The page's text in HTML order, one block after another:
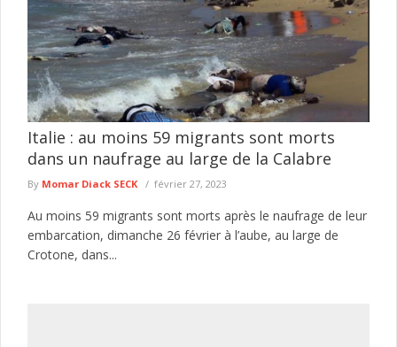
Italie : au moins 59 migrants sont morts
dans un naufrage au large de la Calabre
By Momar Diack SECK février 27, 2023
Au moins 59 migrants sont morts après le naufrage de leur
embarcation, dimanche 26 février à l’aube, au large de
Crotone, dans...